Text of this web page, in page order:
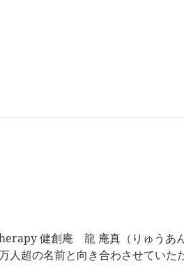
健創庵 龍 庵真（りゅうあ
超の名前と向き合わさせていた